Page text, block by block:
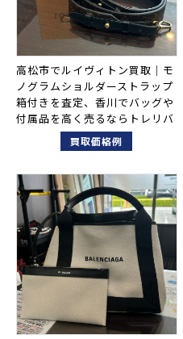
高松市でルイヴィトン買取｜モ
ノグラムショルダーストラップ
箱付きを査定、香川でバッグや
付属品を高く売るならトレリバ
買取価格例